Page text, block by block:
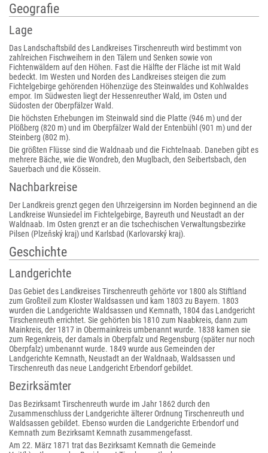
Geografie
Lage
Das Landschaftsbild des Landkreises Tirschenreuth wird bestimmt von
zahlreichen Fischweihern in den Tälern und Senken sowie von
Fichtenwäldern auf den Höhen. Fast die Hälfte der Fläche ist mit Wald
bedeckt. Im Westen und Norden des Landkreises steigen die zum
Fichtelgebirge gehörenden Höhenzüge des Steinwaldes und Kohlwaldes
empor. Im Südwesten liegt der Hessenreuther Wald, im Osten und
Südosten der Oberpfälzer Wald.
Die höchsten Erhebungen im Steinwald sind die Platte (946 m) und der
Plößberg (820 m) und im Oberpfälzer Wald der Entenbühl (901 m) und der
Steinberg (802 m).
Die größten Flüsse sind die Waldnaab und die Fichtelnaab. Daneben gibt es
mehrere Bäche, wie die Wondreb, den Muglbach, den Seibertsbach, den
Sauerbach und die Kössein.
Nachbarkreise
Der Landkreis grenzt gegen den Uhrzeigersinn im Norden beginnend an die
Landkreise Wunsiedel im Fichtelgebirge, Bayreuth und Neustadt an der
Waldnaab. Im Osten grenzt er an die tschechischen Verwaltungsbezirke
Pilsen (Plzeňský kraj) und Karlsbad (Karlovarský kraj).
Geschichte
Landgerichte
Das Gebiet des Landkreises Tirschenreuth gehörte vor 1800 als Stiftland
zum Großteil zum Kloster Waldsassen und kam 1803 zu Bayern. 1803
wurden die Landgerichte Waldsassen und Kemnath, 1804 das Landgericht
Tirschenreuth errichtet. Sie gehörten bis 1810 zum Naabkreis, dann zum
Mainkreis, der 1817 in Obermainkreis umbenannt wurde. 1838 kamen sie
zum Regenkreis, der damals in Oberpfalz und Regensburg (später nur noch
Oberpfalz) umbenannt wurde. 1849 wurde aus Gemeinden der
Landgerichte Kemnath, Neustadt an der Waldnaab, Waldsassen und
Tirschenreuth das neue Landgericht Erbendorf gebildet.
Bezirksämter
Das Bezirksamt Tirschenreuth wurde im Jahr 1862 durch den
Zusammenschluss der Landgerichte älterer Ordnung Tirschenreuth und
Waldsassen gebildet. Ebenso wurden die Landgerichte Erbendorf und
Kemnath zum Bezirksamt Kemnath zusammengefasst.
Am 22. März 1871 trat das Bezirksamt Kemnath die Gemeinde